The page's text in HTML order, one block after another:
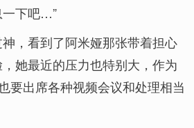
一下吧…”
，看到了阿米娅那张带着担心
她最近的压力也特别大，作为
要出席各种视频会议和处理相当